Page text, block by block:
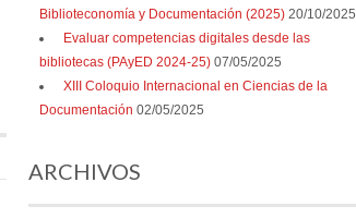
Biblioteconomía y Documentación (2025) 20/10/2025
Evaluar competencias digitales desde las
bibliotecas (PAyED 2024-25) 07/05/2025
XIII Coloquio Internacional en Ciencias de la
Documentación 02/05/2025
ARCHIVOS